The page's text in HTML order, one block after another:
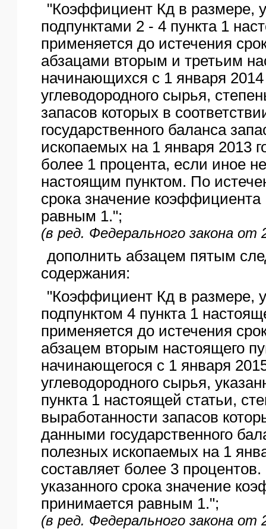
"Коэффициент Кд в размере,
подпунктами 2 - 4 пункта 1
применяется до истечения
абзацами вторым и третьим
начинающихся с 1 января
углеводородного сырья,
запасов которых в
государственного баланса
ископаемых на 1 января 2013
более 1 процента, если иное
настоящим пунктом. По
срока значение
равным 1.";
(в ред. Федерального закона от
дополнить абзацем пятым
содержания:
"Коэффициент Кд в размере,
подпунктом 4 пункта 1
применяется до истечения
абзацем вторым настоящего
начинающегося с 1 января
углеводородного сырья,
пункта 1 настоящей статьи,
выработанности запасов
данными государственного
полезных ископаемых на 1
составляет более 3
указанного срока значение
принимается равным 1.";
(в ред. Федерального закона от